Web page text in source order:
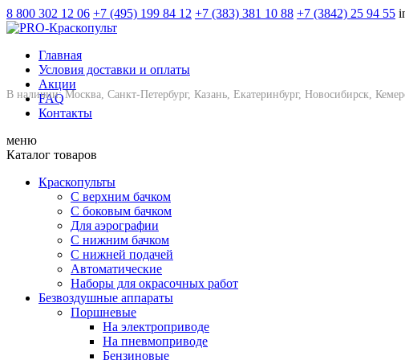
8 800 302 12 06 +7 (495) 199 84 12 +7 (383) 381 10 88 +7 (3842) 25 94 55
Главная
Условия доставки и оплаты
Акции
FAQ
Контакты
меню
Каталог товаров
Краскопульты
С верхним бачком
С боковым бачком
Для аэрографии
С нижним бачком
С нижней подачей
Автоматические
Наборы для окрасочных работ
Безвоздушные аппараты
Поршневые
На электроприводе
На пневмоприводе
Бензиновые
В наличии: Москва, Санкт-Петербург, Казань, Екатеринбург, Новосибирск,